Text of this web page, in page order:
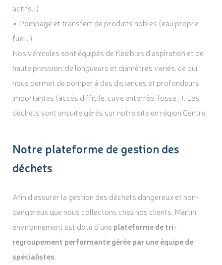
actifs…)
Pompage et transfert de produits nobles (eau propre,
fuel…)
Nos véhicules sont équipés de flexibles d’aspiration et de
haute pression, de longueurs et diamètres variés, ce qui
nous permet de pomper à des distances et profondeurs
importantes (accès difficile, cuve enterrée, fosse…). Les
déchets sont ensuite gérés sur notre site en région Centre.
Notre plateforme de gestion des
déchets
Afin d’assurer la gestion des déchets dangereux et non-
dangereux que nous collectons chez nos clients, Martin
environnement est doté d’une plateforme de tri-
regroupement performante gérée par une équipe de
spécialistes.